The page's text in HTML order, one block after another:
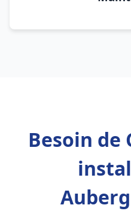
Besoin de